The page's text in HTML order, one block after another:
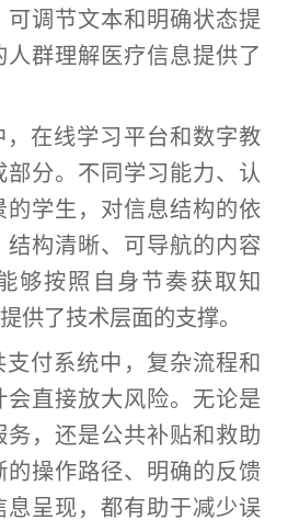
调节文本和明确状态提
群理解医疗信息提供了
在线学习平台和数字教
分。不同学习能力、认
学生，对信息结构的依
构清晰、可导航的内容
够按照自身节奏获取知
供了技术层面的支撑。
付系统中，复杂流程和
直接放大风险。无论是
，还是公共补贴和救助
操作路径、明确的反馈
呈现，都有助于减少误